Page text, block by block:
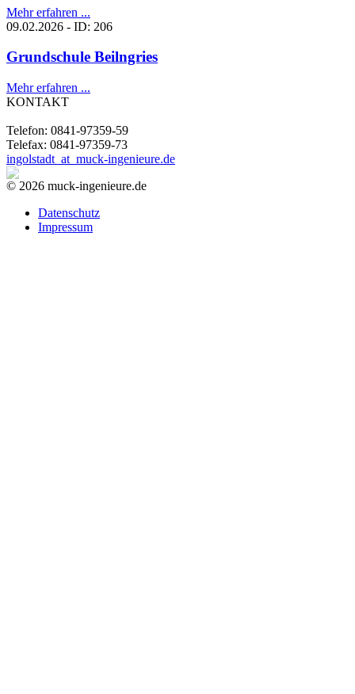
Mehr erfahren ...
09.02.2026 - ID: 206
Grundschule Beilngries
Mehr erfahren ...
KONTAKT
Telefon: 0841-97359-59
Telefax: 0841-97359-73
ingolstadt _at_ muck-ingenieure.de
© 2026 muck-ingenieure.de
Datenschutz
Impressum